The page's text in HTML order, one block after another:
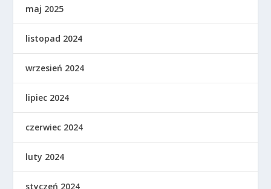
maj 2025
listopad 2024
wrzesień 2024
lipiec 2024
czerwiec 2024
luty 2024
styczeń 2024